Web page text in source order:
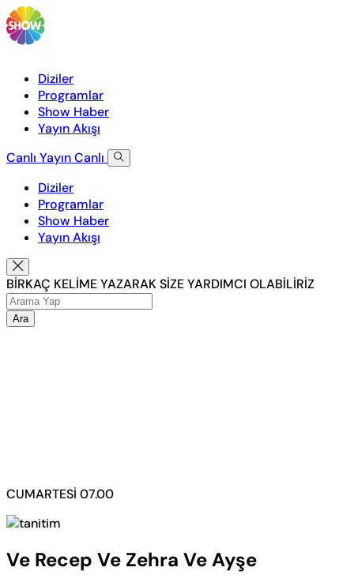
Diziler
Programlar
Show Haber
Yayın Akışı
Canlı YayınCanlı
Diziler
Programlar
Show Haber
Yayın Akışı
BİRKAÇ KELİME YAZARAK SİZE YARDIMCI OLABİLİRİZ
Ara
CUMARTESİ 07.00
Ve Recep Ve Zehra Ve Ayşe